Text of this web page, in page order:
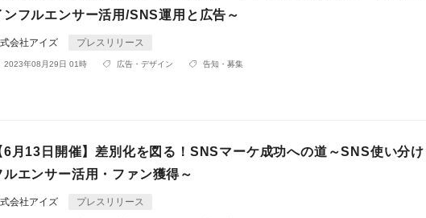
ンフルエンサー活用/SNS運用と広告～
会社アイズ プレスリリース
2023年08月29日 01時 広告・デザイン 告知・募集
6月13日開催】差別化を図る！SNSマーケ成功への道～SNS使い分
ルエンサー活用・ファン獲得～
会社アイズ プレスリリース